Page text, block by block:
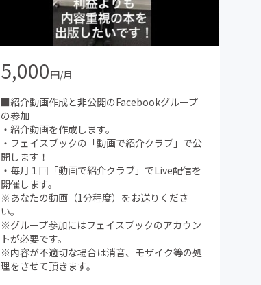
5,000円/月
■紹介動画作成と非公開のFacebookグループ
の参加
・紹介動画を作成します。
・フェイスブックの「動画で紹介クラブ」で公
開します！
・毎月１回「動画で紹介クラブ」でLive配信を
開催します。
※あなたの動画（1分程度）をお送りくださ
い。
※グループ参加にはフェイスブックのアカウン
トが必要です。
※内容が不適切な場合は消音、モザイク等の処
理をさせて頂きます。